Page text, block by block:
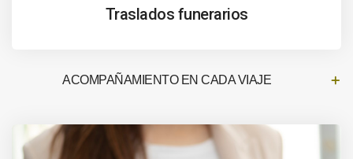
Traslados funerarios
ACOMPAÑAMIENTO EN CADA VIAJE